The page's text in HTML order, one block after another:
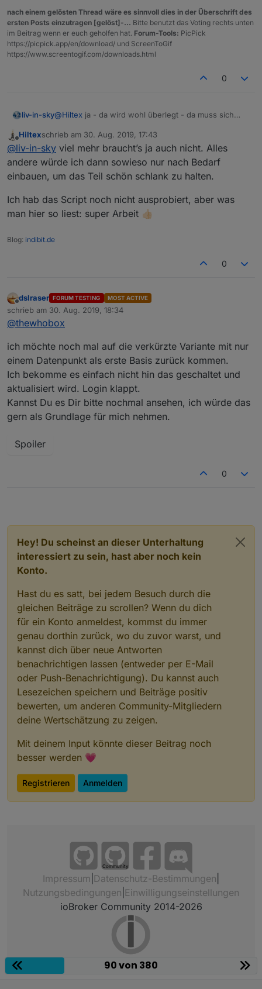
nach einem gelösten Thread wäre es sinnvoll dies in der Überschrift des
ersten Posts einzutragen [gelöst]-... Bitte benutzt das Voting rechts unten
im Beitrag wenn er euch geholfen hat. Forum-Tools: PicPick
https://picpick.app/en/download/ und ScreenToGif
https://www.screentogif.com/downloads.html
0
liv-in-sky@Hiltex ja - da wird wohl überlegt - da muss sich
das script ist jetzt schön langsam im final zustand - -
ich denke mal, nach der anwesenheits-funktion wird
wohl nicht mehr viel zusätzlich kommen
Offline
Hiltexschrieb am 30. Aug. 2019, 17:43
zuletzt editiert von
@liv-in-sky viel mehr braucht’s ja auch nicht. Alles
andere würde ich dann sowieso nur nach Bedarf
einbauen, um das Teil schön schlank zu halten.
Ich hab das Script noch nicht ausprobiert, aber was
man hier so liest: super Arbeit 👍🏻
Blog: indibit.de
0
Offline
dslraser FORUM TESTING MOST ACTIVE
schrieb am 30. Aug. 2019, 18:34
zuletzt editiert von
@thewhobox
ich möchte noch mal auf die verkürzte Variante mit nur
einem Datenpunkt als erste Basis zurück kommen.
Ich bekomme es einfach nicht hin das geschaltet und
aktualisiert wird. Login klappt.
Kannst Du es Dir bitte nochmal ansehen, ich würde das
gern als Grundlage für mich nehmen.
Spoiler
0
Hey! Du scheinst an dieser Unterhaltung
interessiert zu sein, hast aber noch kein
Konto.
Hast du es satt, bei jedem Besuch durch die
gleichen Beiträge zu scrollen? Wenn du dich
für ein Konto anmeldest, kommst du immer
genau dorthin zurück, wo du zuvor warst, und
kannst dich über neue Antworten
benachrichtigen lassen (entweder per E-Mail
oder Push-Benachrichtigung). Du kannst auch
Lesezeichen speichern und Beiträge positiv
bewerten, um anderen Community-Mitgliedern
deine Wertschätzung zu zeigen.
Mit deinem Input könnte dieser Beitrag noch
besser werden 💗
Registrieren Anmelden
Community
Impressum Datenschutz-Bestimmungen
Nutzungsbedingungen Einwilligungseinstellungen
ioBroker Community 2014-2026
90 von 380